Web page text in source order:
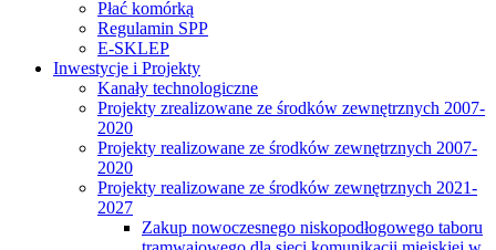
Płać komórką
Regulamin SPP
E-SKLEP
Inwestycje i Projekty
Kanały technologiczne
Projekty zrealizowane ze środków zewnętrznych 2007-
2020
Projekty realizowane ze środków zewnętrznych 2007-
2020
Projekty realizowane ze środków zewnętrznych 2021-
2027
Zakup nowoczesnego niskopodłogowego taboru